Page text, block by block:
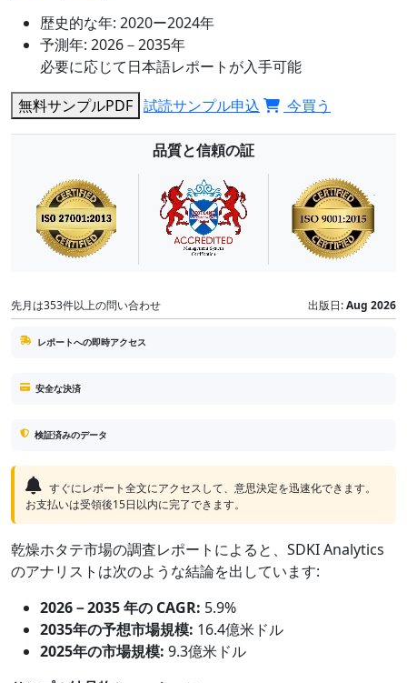
歴史的な年: 2020ー2024年
予測年: 2026－2035年
必要に応じて日本語レポートが入手可能
無料サンプルPDF 試読サンプル申込 今買う
品質と信頼の証
先月は353件以上の問い合わせ 出版日:Aug 2026
レポートへの即時アクセス
安全な決済
検証済みのデータ
すぐにレポート全文にアクセスして、意思決定を迅速化できます。
お支払いは受領後15日以内に完了できます。
乾燥ホタテ市場の調査レポートによると、SDKI Analytics
のアナリストは次のような結論を出しています:
2026－2035 年の CAGR: 5.9%
2035年の予想市場規模: 16.4億米ドル
2025年の市場規模: 9.3億米ドル